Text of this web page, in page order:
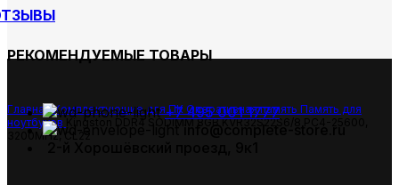
РЕКОМЕНДУЕМЫЕ ТОВАРЫ
ГлавнаяКомплектующие для ПК Оперативная память Память для
ноутбуков
Kingston DDR4 SODIMM 8GB KVR32S22S6/8 PC4-25600,
3200MHz, CL22
+7 495 001 1777